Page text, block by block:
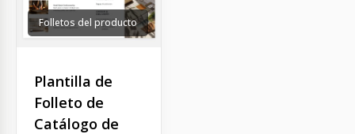
Folletos del producto
Plantilla de
Folleto de
Catálogo de